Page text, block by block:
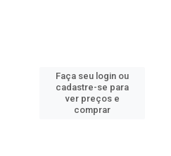
Faça seu login ou
cadastre-se para
ver preços e
comprar